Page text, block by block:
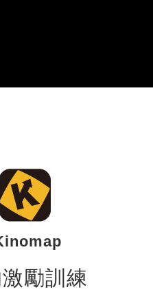
勵訓練